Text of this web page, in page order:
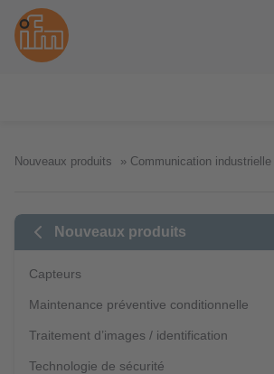
Nouveaux produits Communication industrielle
Nouveaux produits
Capteurs
Maintenance préventive conditionnelle
Traitement d’images / identification
Technologie de sécurité